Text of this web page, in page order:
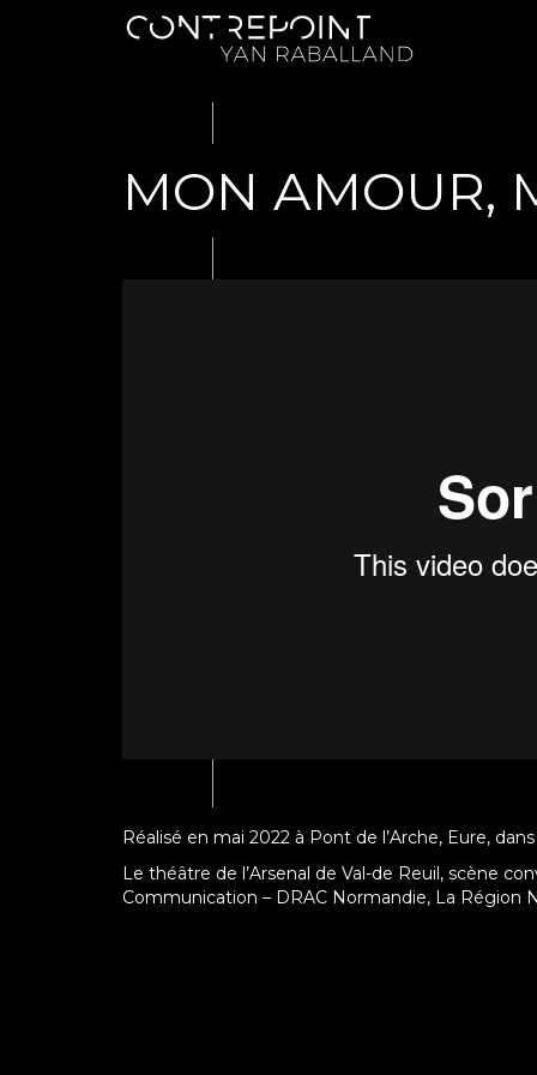
MON AMOUR,
Réalisé en mai 2022 à Pont de l’Arche, Eure,
Le théâtre de l’Arsenal de Val-de Reuil, scène
Communication – DRAC Normandie, La Région